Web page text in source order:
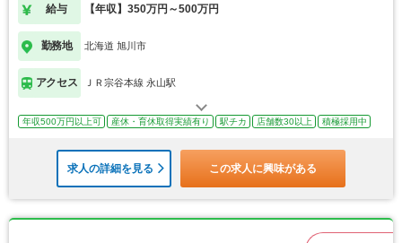
給与 【年収】350万円～500万円
勤務地 北海道 旭川市
アクセス ＪＲ宗谷本線 永山駅
年収500万円以上可 産休・育休取得実績有り 駅チカ 店舗数30以上 積極採用中
求人の詳細を見る この求人に興味がある